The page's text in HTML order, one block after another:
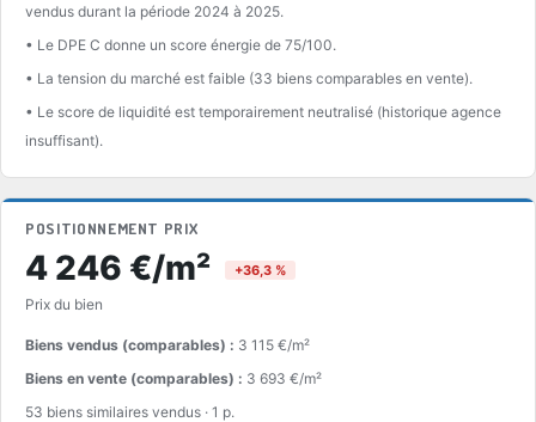
vendus durant la période 2024 à 2025.
• Le DPE C donne un score énergie de 75/100.
• La tension du marché est faible (33 biens comparables en vente).
• Le score de liquidité est temporairement neutralisé (historique agence
insuffisant).
POSITIONNEMENT PRIX
4 246 €/m² +36,3 %
Prix du bien
Biens vendus (comparables) : 3 115 €/m²
Biens en vente (comparables) : 3 693 €/m²
53 biens similaires vendus · 1 p.